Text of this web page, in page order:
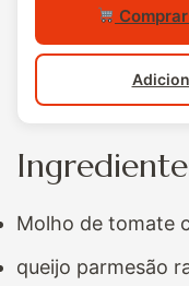
Molho de tomate
queijo parmesão